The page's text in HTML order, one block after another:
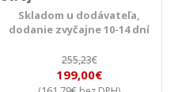
Skladom u dodávateľa,
dodanie zvyčajne 10-14 dní
255,23€
199,00€